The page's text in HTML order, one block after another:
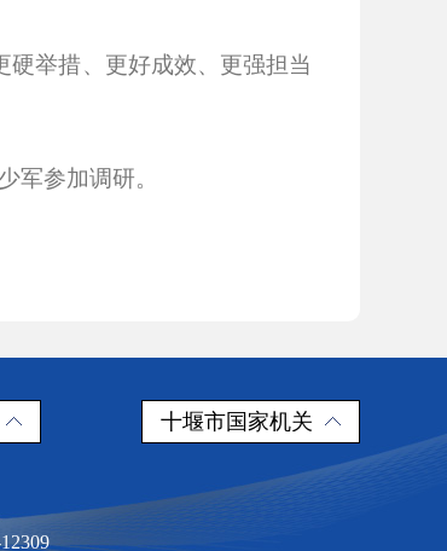
举措、更好成效、更强担当
军参加调研。
十堰市国家机关